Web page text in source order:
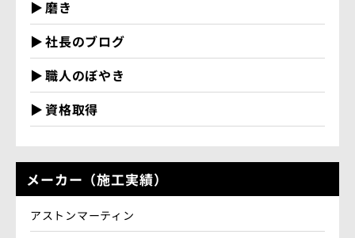
磨き
社長のブログ
職人のぼやき
資格取得
メーカー（施工実績）
アストンマーティン